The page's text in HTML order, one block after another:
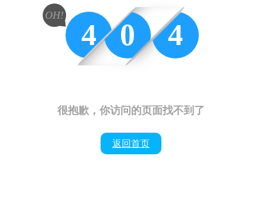
4 0 4
OH!
很抱歉，你访问的页面找不到了
返回首页